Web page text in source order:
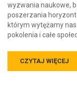
wyzwania naukowe,
poszerzania
którym wytężamy
pokolenia i całe
CZYTAJ WIĘCEJ